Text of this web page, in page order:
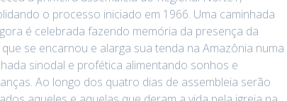
o processo iniciado em 1966. Uma caminhada
é celebrada fazendo memória da presença da
que se encarnou e alarga sua tenda na Amazônia numa
sinodal e profética alimentando sonhos e
Ao longo dos quatro dias de assembleia serão